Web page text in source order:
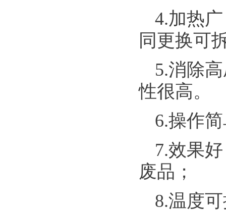
4.加热
同更换可
5.消除
性很高。
6.操作
7.效果
废品；
8.温度